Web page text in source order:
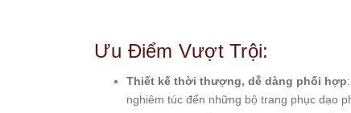
Kors
Ưu Điểm Vượt Trội:
Thiết kế thời thượng, dễ dàng phối hợp
nghiêm túc đến những bộ trang phục dạo